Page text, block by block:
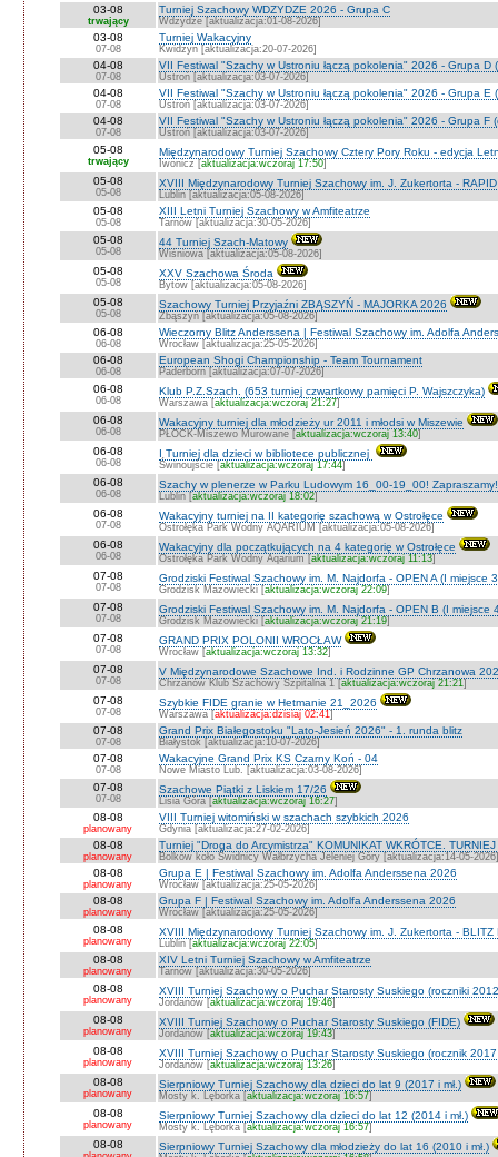
03-08
trwający
Turniej Szachowy WDZYDZE 2026 - Grupa C
Wdzydze [aktualizacja:01-08-2026]
03-08
07-08
Turniej Wakacyjny
Kwidzyn [aktualizacja:20-07-2026]
04-08
07-08
VII Festiwal "Szachy w Ustroniu łączą pokolenia" 2026 - Grupa D
Ustroń [aktualizacja:03-07-2026]
04-08
07-08
VII Festiwal "Szachy w Ustroniu łączą pokolenia" 2026 - Grupa E
Ustroń [aktualizacja:03-07-2026]
04-08
07-08
VII Festiwal "Szachy w Ustroniu łączą pokolenia" 2026 - Grupa F
Ustroń [aktualizacja:03-07-2026]
05-08
trwający
Międzynarodowy Turniej Szachowy Cztery Pory Roku - edycja
Iwonicz [aktualizacja:wczoraj 17:50]
05-08
05-08
XVIII Międzynarodowy Turniej Szachowy im. J. Zukertorta -
Lublin [aktualizacja:05-08-2026]
05-08
05-08
XIII Letni Turniej Szachowy w Amfiteatrze
Tarnów [aktualizacja:30-05-2026]
05-08
05-08
44 Turniej Szach-Matowy
Wiśniowa [aktualizacja:05-08-2026]
05-08
05-08
XXV Szachowa Środa
Bytów [aktualizacja:05-08-2026]
05-08
05-08
Szachowy Turniej Przyjaźni ZBĄSZYŃ - MAJORKA 2026
Zbąszyń [aktualizacja:05-08-2026]
06-08
06-08
Wieczorny Blitz Anderssena | Festiwal Szachowy im. Adolfa
Wrocław [aktualizacja:25-05-2026]
06-08
06-08
European Shogi Championship - Team Tournament
Paderborn [aktualizacja:07-07-2026]
06-08
06-08
Klub P.Z.Szach. (653 turniej czwartkowy pamięci P. Wajszczyka)
Warszawa [aktualizacja:wczoraj 21:27]
06-08
06-08
Wakacyjny turniej dla młodzieży ur 2011 i młodsi w Miszewie
PŁOCK-Miszewo Murowane [aktualizacja:wczoraj 13:40]
06-08
06-08
I Turniej dla dzieci w bibliotece publicznej
Świnoujście [aktualizacja:wczoraj 17:44]
06-08
06-08
Szachy w plenerze w Parku Ludowym 16_00-19_00! Zapraszamy!
Lublin [aktualizacja:wczoraj 18:02]
06-08
07-08
Wakacyjny turniej na II kategorię szachową w Ostrołęce
Ostrołęka Park Wodny AQARIUM [aktualizacja:05-08-2026]
06-08
06-08
Wakacyjny dla początkujących na 4 kategorię w Ostrołęce
Ostrołęka Park Wodny Aqarium [aktualizacja:wczoraj 11:13]
07-08
07-08
Grodziski Festiwal Szachowy im. M. Najdorfa - OPEN A (I miejsce
Grodzisk Mazowiecki [aktualizacja:wczoraj 22:09]
07-08
07-08
Grodziski Festiwal Szachowy im. M. Najdorfa - OPEN B (I miejsce
Grodzisk Mazowiecki [aktualizacja:wczoraj 21:19]
07-08
07-08
GRAND PRIX POLONII WROCŁAW
Wrocław [aktualizacja:wczoraj 13:32]
07-08
07-08
V Międzynarodowe Szachowe Ind. i Rodzinne GP Chrzanowa
Chrzanów Klub Szachowy Szpitalna 1 [aktualizacja:wczoraj 21:21]
07-08
07-08
Szybkie FIDE granie w Hetmanie 21_2026
Warszawa [aktualizacja:dzisiaj 02:41]
07-08
07-08
Grand Prix Białegostoku "Lato-Jesień 2026" - 1. runda blitz
Białystok [aktualizacja:10-07-2026]
07-08
07-08
Wakacyjne Grand Prix KS Czarny Koń - 04
Nowe Miasto Lub. [aktualizacja:03-08-2026]
07-08
07-08
Szachowe Piątki z Liskiem 17/26
Lisia Góra [aktualizacja:wczoraj 16:27]
08-08
planowany
VIII Turniej witomiński w szachach szybkich 2026
Gdynia [aktualizacja:27-02-2026]
08-08
planowany
Turniej "Droga do Arcymistrza" KOMUNIKAT WKRÓTCE.
Bolków koło Świdnicy Wałbrzycha Jeleniej Góry [aktualizacja:14-05-2026]
08-08
planowany
Grupa E | Festiwal Szachowy im. Adolfa Anderssena 2026
Wrocław [aktualizacja:25-05-2026]
08-08
planowany
Grupa F | Festiwal Szachowy im. Adolfa Anderssena 2026
Wrocław [aktualizacja:25-05-2026]
08-08
planowany
XVIII Międzynarodowy Turniej Szachowy im. J. Zukertorta -
Lublin [aktualizacja:wczoraj 22:05]
08-08
planowany
XIV Letni Turniej Szachowy w Amfiteatrze
Tarnów [aktualizacja:30-05-2026]
08-08
planowany
XVIII Turniej Szachowy o Puchar Starosty Suskiego (roczniki
Jordanów [aktualizacja:wczoraj 19:46]
08-08
planowany
XVIII Turniej Szachowy o Puchar Starosty Suskiego (FIDE)
Jordanów [aktualizacja:wczoraj 19:43]
08-08
planowany
XVIII Turniej Szachowy o Puchar Starosty Suskiego (rocznik 2017
Jordanów [aktualizacja:wczoraj 13:26]
08-08
planowany
Sierpniowy Turniej Szachowy dla dzieci do lat 9 (2017 i mł.)
Mosty k. Lęborka [aktualizacja:wczoraj 16:57]
08-08
planowany
Sierpniowy Turniej Szachowy dla dzieci do lat 12 (2014 i mł.)
Mosty k. Lęborka [aktualizacja:wczoraj 16:57]
08-08 Sierpniowy Turniej Szachowy dla młodzieży do lat 16 (2010 i mł.)